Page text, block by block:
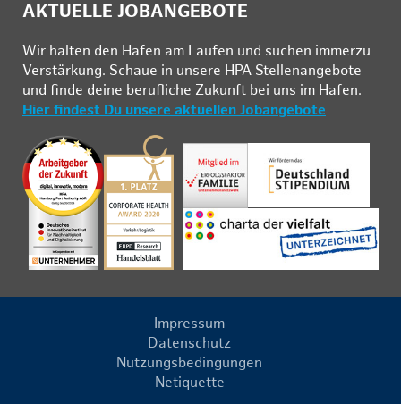
AKTUELLE JOBANGEBOTE
Wir hal­ten den Ha­fen am Lau­fen und su­chen im­mer­zu
Ver­stär­kung. Schau­e in un­se­re HPA Stel­len­an­ge­bo­te
und fin­de deine be­ruf­li­che Zu­kunft bei uns im Ha­fen.
Hier findest Du unsere aktuellen Jobangebote
Impressum
Datenschutz
Nutzungsbedingungen
Netiquette